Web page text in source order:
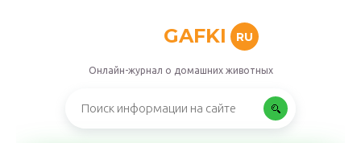
GAFKI RU
Онлайн-журнал о домашних животных